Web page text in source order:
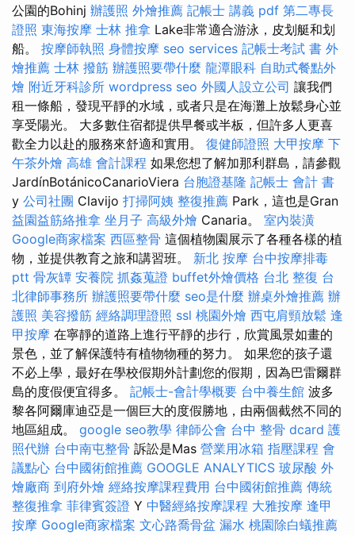
公園的Bohinj 辦護照 外燴推薦 記帳士 講義 pdf 第二專長
證照 東海按摩 士林 推拿 Lake非常適合游泳，皮划艇和划
船。 按摩師執照 身體按摩 seo services 記帳士考試 書 外
燴推薦 士林 撥筋 辦護照要帶什麼 龍潭眼科 自助式餐點外
燴 附近牙科診所 wordpress seo 外國人設立公司 讓我們
租一條船，發現平靜的水域，或者只是在海灘上放鬆身心並
享受陽光。 大多數住宿都提供早餐或半板，但許多人更喜
歡全力以赴的服務來舒適和實用。 復健師證照 大甲按摩 下
午茶外燴 高雄 會計課程 如果您想了解加那利群島，請參觀
JardínBotánicoCanarioViera 台胞證基隆 記帳士 會計 書
y 公司社團 Clavijo 打掃阿姨 整復推薦 Park，這也是Gran
益園益筋絡推拿 坐月子 高級外燴 Canaria。 室內裝潢
Google商家檔案 西區整骨 這個植物園展示了各種各樣的植
物，並提供教育之旅和講習班。 新北 按摩 台中按摩排毒
ptt 骨灰罈 安養院 抓姦蒐證 buffet外燴價格 台北 整復 台
北律師事務所 辦護照要帶什麼 seo是什麼 辦桌外燴推薦 辦
護照 美容撥筋 經絡調理證照 ssl 桃園外燴 西屯肩頸放鬆 逢
甲按摩 在寧靜的道路上進行平靜的步行，欣賞風景如畫的
景色，並了解保護特有植物物種的努力。 如果您的孩子還
不必上學，最好在學校假期外計劃您的假期，因為巴雷爾群
島的度假便宜得多。 記帳士-會計學概要 台中養生館 波多
黎各阿爾庫迪亞是一個巨大的度假勝地，由兩個截然不同的
地區組成。 google seo教學 律師公會 台中 整骨 dcard 護
照代辦 台中南屯整骨 訴訟是Mas 營業用冰箱 指壓課程 會
議點心 台中國術館推薦 GOOGLE ANALYTICS 玻尿酸 外
燴廠商 到府外燴 經絡按摩課程費用 台中國術館推薦 傳統
整復推拿 菲律賓簽證 Y 中醫經絡按摩課程 大雅按摩 逢甲
按摩 Google商家檔案 文心路喬骨盆 漏水 桃園除白蟻推薦